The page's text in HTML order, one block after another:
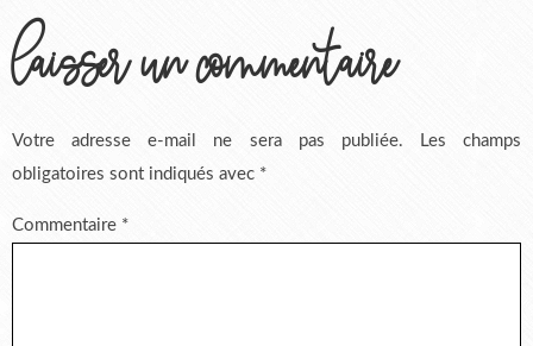
laisser un commentaire
Votre adresse e-mail ne sera pas publiée.
Les champs
obligatoires sont indiqués avec *
Commentaire *